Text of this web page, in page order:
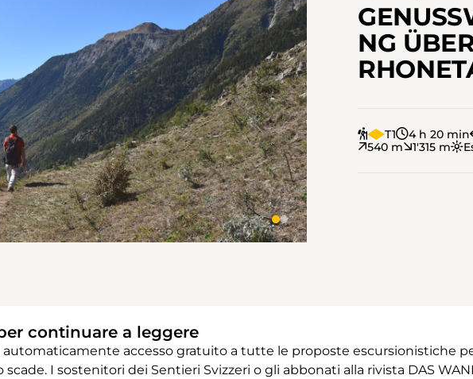
NG
T1 4 h 20 min
540 m
1'315 m
continuare a leggere
accesso gratuito a tutte le proposte escursionistiche
I sostenitori dei Sentieri Svizzeri o gli abbonati alla rivista DAS